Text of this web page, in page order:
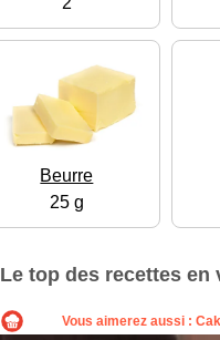
Beurre
25 g
Le top des recettes en